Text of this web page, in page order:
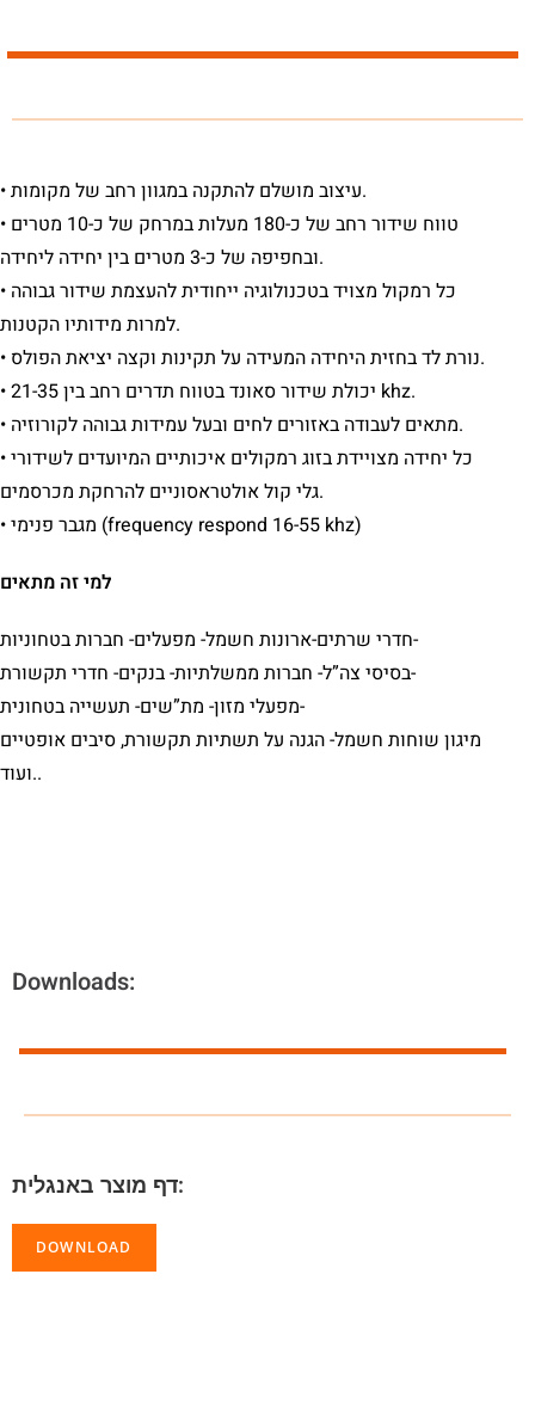
• עיצוב מושלם להתקנה במגוון רחב של מקומות.
• טווח שידור רחב של כ-180 מעלות במרחק של כ-10 מטרים
ובחפיפה של כ-3 מטרים בין יחידה ליחידה.
• כל רמקול מצויד בטכנולוגיה ייחודית להעצמת שידור גבוהה
למרות מידותיו הקטנות.
• נורת לד בחזית היחידה המעידה על תקינות וקצה יציאת הפולס.
• יכולת שידור סאונד בטווח תדרים רחב בין 21-35 khz.
• מתאים לעבודה באזורים לחים ובעל עמידות גבוהה לקורוזיה.
• כל יחידה מצויידת בזוג רמקולים איכותיים המיועדים לשידורי
גלי קול אולטראסוניים להרחקת מכרסמים.
• מגבר פנימי (frequency respond 16-55 khz)
למי זה מתאים
חדרי שרתים-ארונות חשמל- מפעלים- חברות בטחוניות-
בסיסי צה”ל- חברות ממשלתיות- בנקים- חדרי תקשורת-
מפעלי מזון- מת”שים- תעשייה בטחונית-
מיגון שוחות חשמל- הגנה על תשתיות תקשורת, סיבים אופטיים
ועוד..
Downloads:
דף מוצר באנגלית:
DOWNLOAD